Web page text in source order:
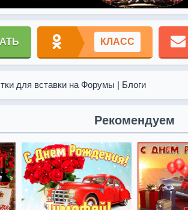
КЛАСС
для вставки на Форумы | Блоги
Рекомендуем